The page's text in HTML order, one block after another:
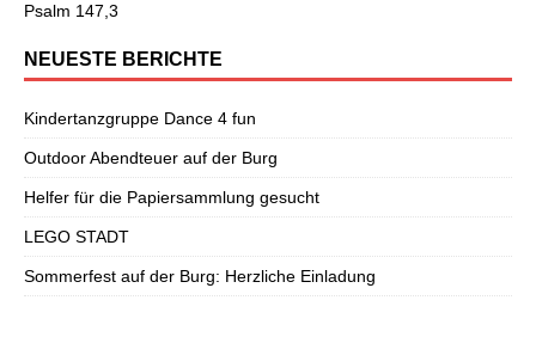
Psalm 147,3
NEUESTE BERICHTE
Kindertanzgruppe Dance 4 fun
Outdoor Abendteuer auf der Burg
Helfer für die Papiersammlung gesucht
LEGO STADT
Sommerfest auf der Burg: Herzliche Einladung